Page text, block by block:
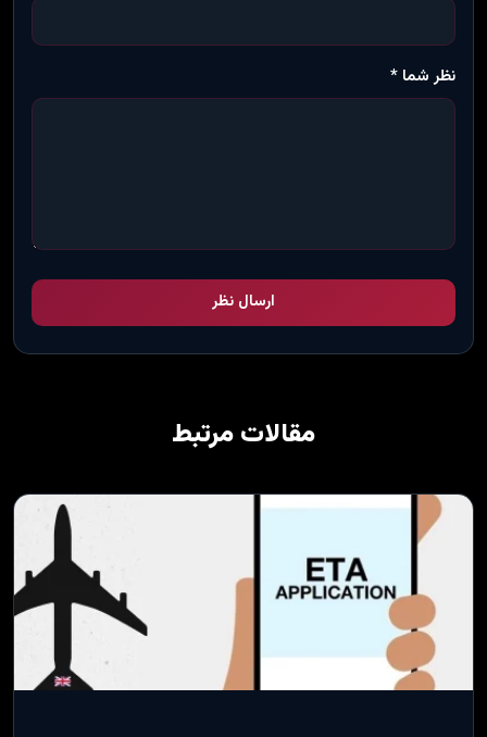
نظر شما *
ارسال نظر
مقالات مرتبط